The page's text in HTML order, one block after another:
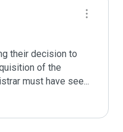
their decision to
of the
must have see...